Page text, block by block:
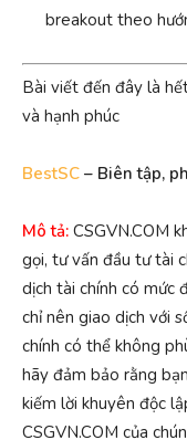
breakout theo
Bài viết đến đây là
và hạnh phúc
BestSC – Biên tập,
Mô tả: CSGVN.COM
gọi, tư vấn đầu tư tài
dịch tài chính có mức
chỉ nên giao dịch với
chính có thể không
hãy đảm bảo rằng
kiếm lời khuyên độc
CSGVN.COM của